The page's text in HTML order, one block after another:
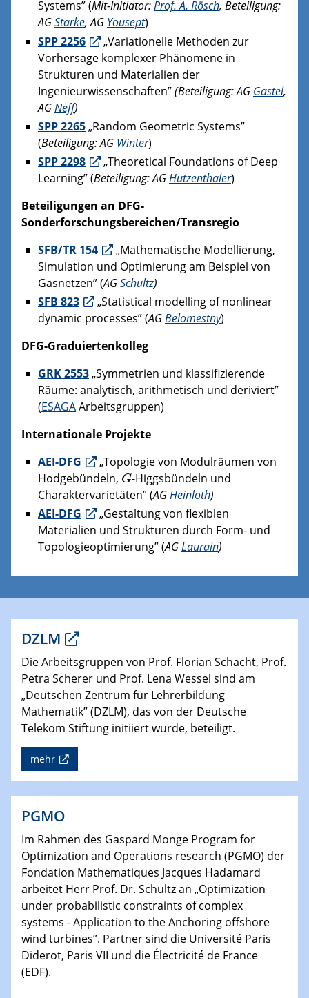
Systems” (Mit-Initiator:Prof. A. Rösch, Beteiligung:
AGStarke, AG Yousept)
SPP 2256
„Variationelle Methoden zur
Vorhersage komplexer Phänomene in
Strukturen und Materialien der
Ingenieurwissenschaften”(Beteiligung: AG Gastel,
AGNeff)
SPP 2265„Random Geometric Systems”
(Beteiligung: AG Winter)
SPP 2298
„Theoretical Foundations of Deep
Learning” (Beteiligung: AGHutzenthaler)
Beteiligungen an DFG-
Sonderforschungsbereichen/Transregio
SFB/TR 154
„Mathematische Modellierung,
Simulation und Optimierung am Beispiel von
Gasnetzen” (AGSchultz)
SFB 823
„Statistical modelling of nonlinear
dynamic processes” (AGBelomestny)
DFG-Graduiertenkolleg
GRK 2553„Symmetrien und klassifizierende
Räume: analytisch, arithmetisch und deriviert”
(ESAGAArbeitsgruppen)
Internationale Projekte
AEI-DFG
„Topologie von Modulräumen von
Hodgebündeln, G
G-Higgsbündeln und
Charaktervarietäten” (AGHeinloth)
AEI-DFG
„Gestaltung von flexiblen
Materialien und Strukturen durch Form- und
Topologieoptimierung” (AGLaurain)
DZLM
Die Arbeitsgruppen von Prof. Florian Schacht, Prof.
Petra Scherer und Prof. Lena Wessel sind am
„Deutschen Zentrum für Lehrerbildung
Mathematik” (DZLM), das von der Deutsche
Telekom Stiftung initiiert wurde, beteiligt.
mehr
PGMO
Im Rahmen des Gaspard Monge Program for
Optimization and Operations research (PGMO) der
Fondation Mathematiques Jacques Hadamard
arbeitet Herr Prof. Dr. Schultz an „Optimization
under probabilistic constraints of complex
systems - Application to the Anchoring offshore
wind turbines”. Partner sind die Université Paris
Diderot, Paris VII und die Électricité de France
(EDF).